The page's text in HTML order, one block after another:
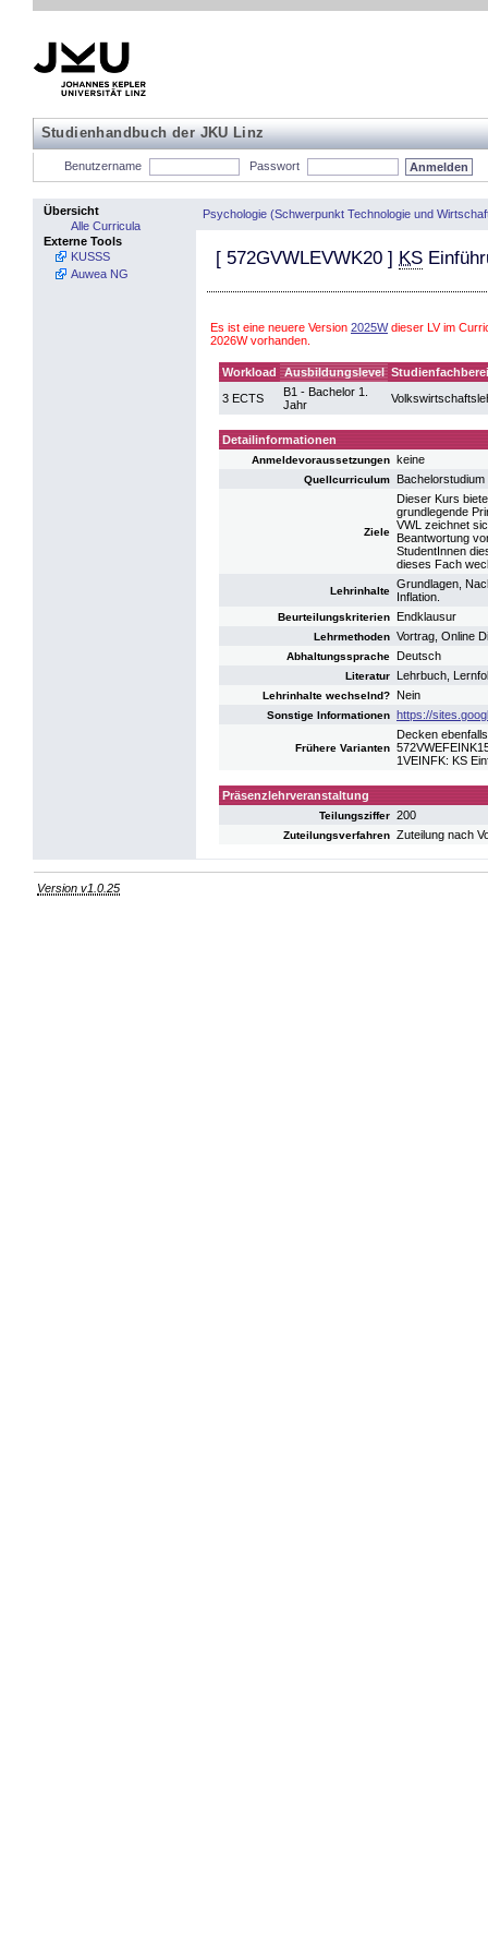
Studienhandbuch der JKU Linz
Benutzername Passwort
Übersicht
Alle Curricula
Externe Tools
KUSSS
Auwea NG
Psychologie (Schwerpunkt Technologie und
[ 572GVWLEVWK20 ] KS
Es ist eine neuere Version 2025Wdieser LV im
2026W vorhanden.
Workload Ausbildungslevel
3 ECTS
B1 - Bachelor 1.
Jahr
Detailinformationen
Anmeldevoraussetzungen keine
Quellcurriculum
Ziele
Dieser Kurs
grundlegende
VWL zeichnet
Beantwortung
StudentInnen
dieses Fach
Lehrinhalte
Grundlagen,
Inflation.
Beurteilungskriterien Endklausur
Lehrmethoden Vortrag, Online
Abhaltungssprache Deutsch
Literatur Lehrbuch,
Lehrinhalte wechselnd? Nein
Sonstige Informationen https://
Frühere Varianten
Decken
1VEINFK: KS
Präsenzlehrveranstaltung
Teilungsziffer 200
Zuteilungsverfahren Zuteilung nach
Version v1.0.25